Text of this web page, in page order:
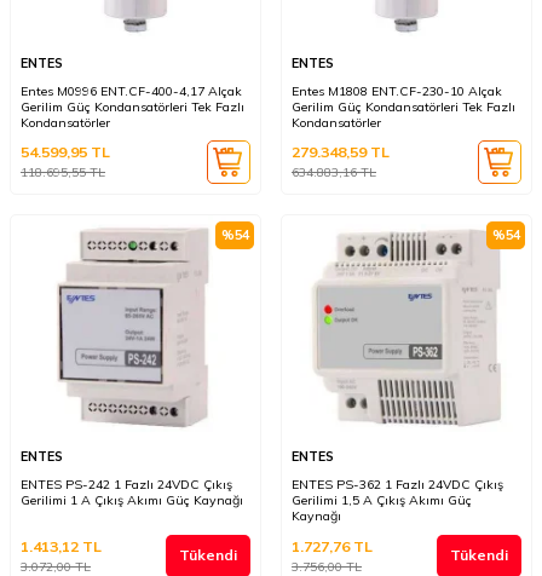
ENTES
Entes M0996 ENT.CF-400-4,17 Alçak
Gerilim Güç Kondansatörleri Tek Fazlı
Kondansatörler
118.695,55TL
54.599,95 TL
ENTES
Entes M1808 ENT.CF-230-10 Alçak
Gerilim Güç Kondansatörleri Tek Fazlı
Kondansatörler
634.883,16TL
279.348,59TL
%54
ENTES
ENTES PS-242 1 Fazlı 24VDC Çıkış
Gerilimi 1 A Çıkış Akımı Güç Kaynağı
3.072,00TL
1.413,12 TL Tükendi
%54
ENTES
ENTES PS-362 1 Fazlı 24VDC Çıkış
Gerilimi 1,5 A Çıkış Akımı Güç
Kaynağı
3.756,00TL
1.727,76TL Tükendi